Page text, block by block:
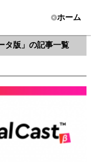
ホーム
タ版」の記事一覧